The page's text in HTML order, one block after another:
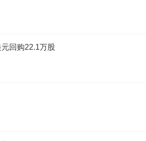
回购22.1万股